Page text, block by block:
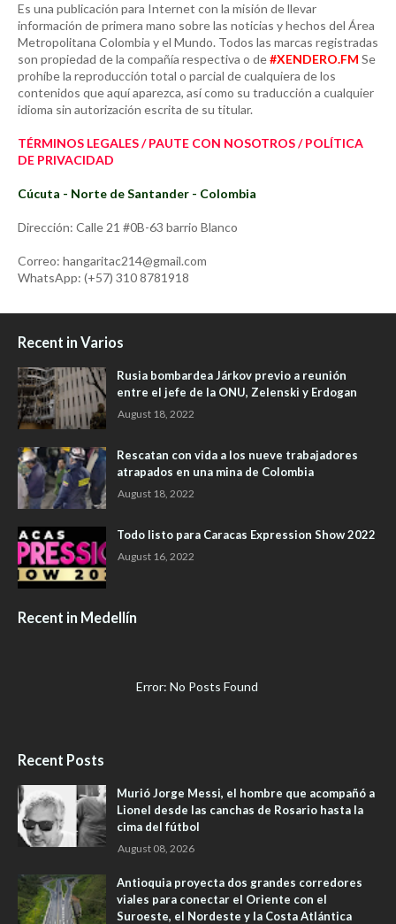
Es una publicación para Internet con la misión de llevar
información de primera mano sobre las noticias y hechos del Área
Metropolitana Colombia y el Mundo. Todos las marcas registradas
son propiedad de la compañía respectiva o de#XENDERO.FM Se
prohíbe la reproducción total o parcial de cualquiera de los
contenidos que aquí aparezca, así como su traducción a cualquier
idioma sin autorización escrita de su titular.
TÉRMINOS LEGALES / PAUTE CON NOSOTROS / POLÍTICA
DE PRIVACIDAD
Cúcuta - Norte de Santander - Colombia
Dirección: Calle 21 #0B-63 barrio Blanco
Correo: hangaritac214@gmail.com
WhatsApp: (+57) 310 8781918
Recent in Varios
Rusia bombardea Járkov previo a reunión
entre el jefe de la ONU, Zelenski y Erdogan
August 18, 2022
Rescatan con vida a los nueve trabajadores
atrapados en una mina de Colombia
August 18, 2022
Todo listo para Caracas Expression Show 2022
August 16, 2022
Recent in Medellín
Error: No Posts Found
Recent Posts
Murió Jorge Messi, el hombre que acompañó a
Lionel desde las canchas de Rosario hasta la
cima del fútbol
August 08, 2026
Antioquia proyecta dos grandes corredores
viales para conectar el Oriente con el
Suroeste, el Nordeste y la Costa Atlántica